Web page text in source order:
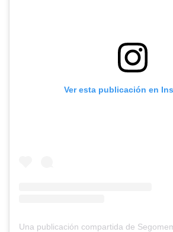
Ver esta publicación en